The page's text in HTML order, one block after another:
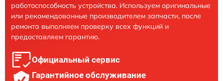
работоспособность устройства. Используем оригинальные
или рекомендованные производителем запчасти, после
ремонта выполняем проверку всех функций и
предоставляем гарантию.
Официальный сервис
Гарантийное обслуживание